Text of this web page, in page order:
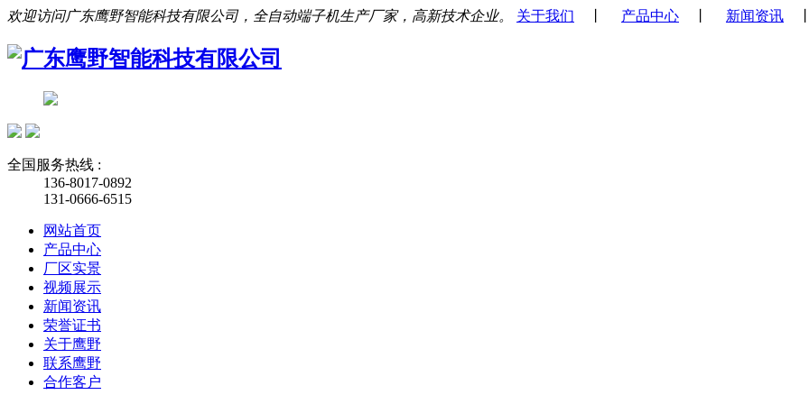
欢迎访问广东鹰野智能科技有限公司，全自动端子机生产厂家，高新技术企业。 关于我们 产品中心 新闻资讯
全国服务热线 :
136-8017-0892
131-0666-6515
网站首页
产品中心
厂区实景
视频展示
新闻资讯
荣誉证书
关于鹰野
联系鹰野
合作客户